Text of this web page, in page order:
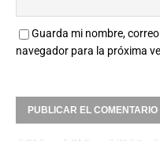
Guarda mi nombre,
navegador para la próxima